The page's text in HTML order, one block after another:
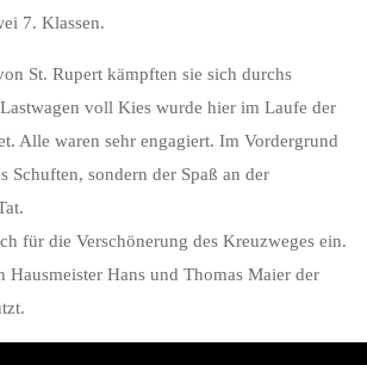
7. Klassen.
St. Rupert kämpften sie sich durchs
voll Kies wurde hier im Laufe der
Alle waren sehr engagiert. Im Vordergrund
Schuften, sondern der Spaß an der
für die Verschönerung des Kreuzweges ein.
Hausmeister Hans und Thomas Maier der